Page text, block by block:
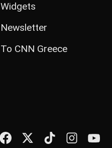
Widgets
Newsletter
Το CNN Greece